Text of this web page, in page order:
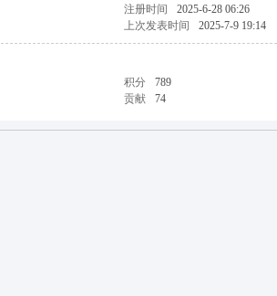
注册时间 2025-6-28 06:26
上次发表时间 2025-7-9 19:14
积分 789
贡献 74